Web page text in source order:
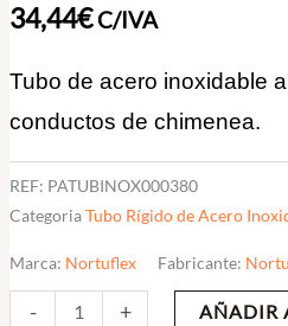
34,44€C/IVA
Tubo de acero inoxidable
conductos de chimenea.
REF: PATUBINOX000380
CategoriaTubo Rígido de Acero
Marca: Nortuflex Fabricante:
-
Antracita
cantidad
+ AÑADIR